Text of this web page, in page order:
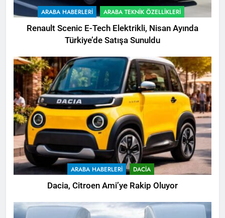
ARABA HABERLERI ARABA TEKNIK ÖZELLIKLERI
Renault Scenic E-Tech Elektrikli, Nisan Ayında
Türkiye’de Satışa Sunuldu
ARABA HABERLERI DACIA
Dacia, Citroen Ami’ye Rakip Oluyor